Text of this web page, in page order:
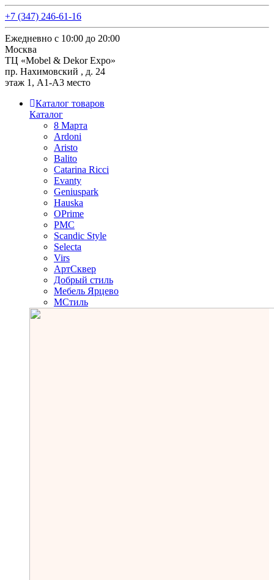
+7 (347) 246-61-16
Ежедневно с 10:00 до 20:00
Москва
ТЦ «Mobel & Dekor Expo»
пр. Нахимовский , д. 24
этаж 1, А1-А3 место
Каталог товаров
Каталог
8 Марта
Ardoni
Aristo
Balito
Catarina Ricci
Evanty
Geniuspark
Hauska
OPrime
PMC
Scandic Style
Selecta
Virs
АртСквер
Добрый стиль
Мебель Ярцево
МСтиль